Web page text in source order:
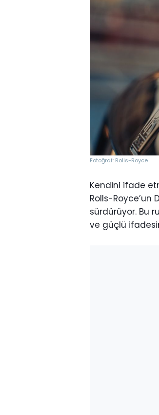
Fotoğraf: Rolls-Royce
Kendini ifade
Rolls-Royce’un
sürdürüyor. Bu
ve güçlü